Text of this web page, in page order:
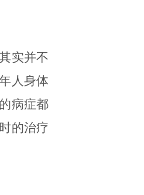
实并不
人身体
病症都
的治疗